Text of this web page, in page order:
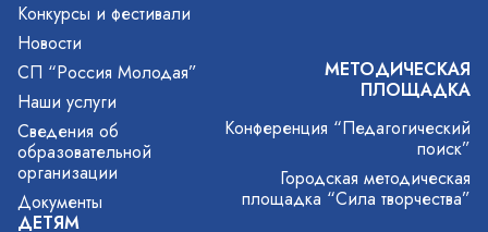
Конкурсы и фестивали
Новости
СП “Россия Молодая”
Наши услуги
Сведения об
образовательной
организации
Документы
ДЕТЯМ
МЕТОДИЧЕСКАЯ
ПЛОЩАДКА
Конференция “Педагогический
поиск”
Городская методическая
площадка “Сила творчества”